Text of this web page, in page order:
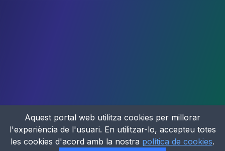
Aquest portal web utilitza cookies per millorar
l'experiència de l'usuari. En utilitzar-lo, accepteu totes
les cookies d'acord amb la nostra política de cookies.